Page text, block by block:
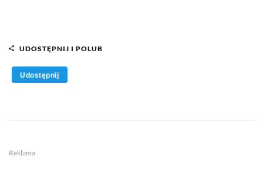
UDOSTĘPNIJ I POLUB
Udostępnij
Reklama